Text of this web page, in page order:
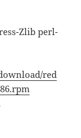
Zlib perl-
red